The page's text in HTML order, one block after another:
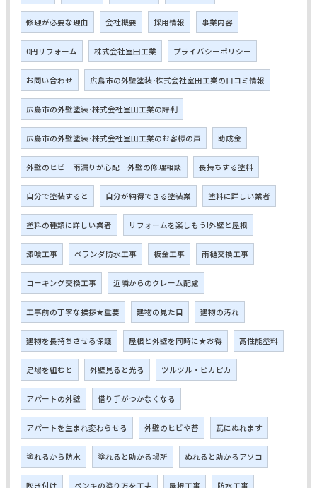
修理が必要な理由 会社概要 採用情報 事業内容
0円リフォーム 株式会社室田工業 プライバシーポリシー
お問い合わせ 広島市の外壁塗装･株式会社室田工業の口コミ情報
広島市の外壁塗装･株式会社室田工業の評判
広島市の外壁塗装･株式会社室田工業のお客様の声 助成金
外壁のヒビ 雨漏りが心配 外壁の修理相談 長持ちする塗料
自分で塗装すると 自分が納得できる塗装業 塗料に詳しい業者
塗料の種類に詳しい業者 リフォームを楽しもう!外壁と屋根
漆喰工事 ベランダ防水工事 板金工事 雨樋交換工事
コーキング交換工事 近隣からのクレーム配慮
工事前の丁寧な挨拶★重要 建物の見た目 建物の汚れ
建物を長持ちさせる保護 屋根と外壁を同時に★お得 高性能塗料
足場を組むと 外壁見ると光る ツルツル・ピカピカ
アパートの外壁 借り手がつかなくなる
アパートを生まれ変わらせる 外壁のヒビや苔 瓦にぬれます
塗れるから防水 塗れると助かる場所 ぬれると助かるアソコ
吹き付け ペンキの塗り方を工夫 屋根工事 防水工事